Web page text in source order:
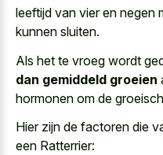
leeftijd van vier en negen
kunnen sluiten.
Als het te vroeg wordt
dan gemiddeld groeien
hormonen om de
Hier zijn de factoren die
een Ratterrier: